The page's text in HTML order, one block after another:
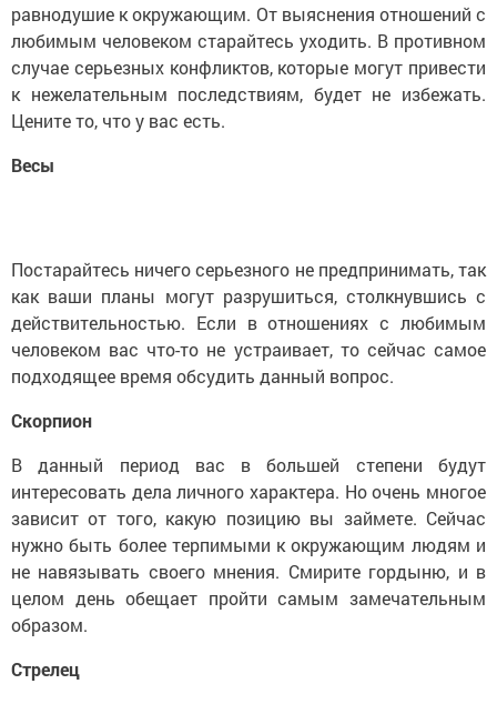
равнодушие к окружающим. От выяснения отношений с
любимым человеком старайтесь уходить. В противном
случае серьезных конфликтов, которые могут привести
к нежелательным последствиям, будет не избежать.
Цените то, что у вас есть.
Весы
Постарайтесь ничего серьезного не предпринимать, так
как ваши планы могут разрушиться, столкнувшись с
действительностью. Если в отношениях с любимым
человеком вас что-то не устраивает, то сейчас самое
подходящее время обсудить данный вопрос.
Скорпион
В данный период вас в большей степени будут
интересовать дела личного характера. Но очень многое
зависит от того, какую позицию вы займете. Сейчас
нужно быть более терпимыми к окружающим людям и
не навязывать своего мнения. Смирите гордыню, и в
целом день обещает пройти самым замечательным
образом.
Стрелец